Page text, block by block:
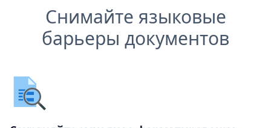
Снимайте языковые
барьеры документов